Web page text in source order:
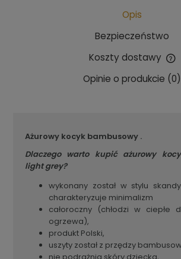
Opis
Bezpieczeństwo
Koszty dostawy
Cena nie zawiera ewentualnych kosztów
Opinie o produkcie (0)
Ażurowy kocyk bambusowy .
Dlaczego warto kupić ażurowy
light grey?
wykonany został w stylu
charakteryzuje minimalizm
całoroczny (chłodzi w ciepłe
ogrzewa),
produkt Polski,
uszyty został z przędzy